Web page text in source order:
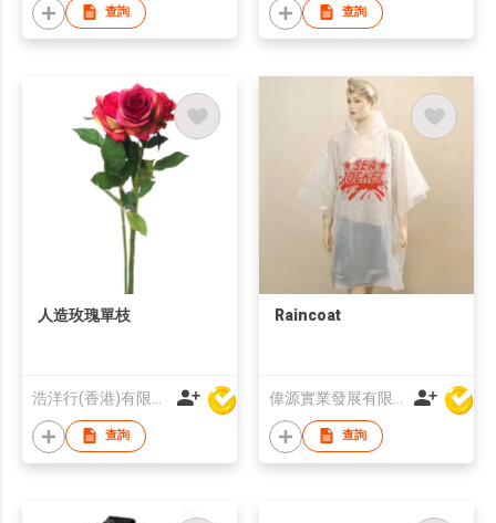
查詢 查詢
人造玫瑰單枝
查詢
Raincoat
查詢